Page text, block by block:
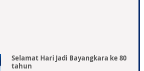
Selamat Hari Jadi Bayangkara ke 80
tahun